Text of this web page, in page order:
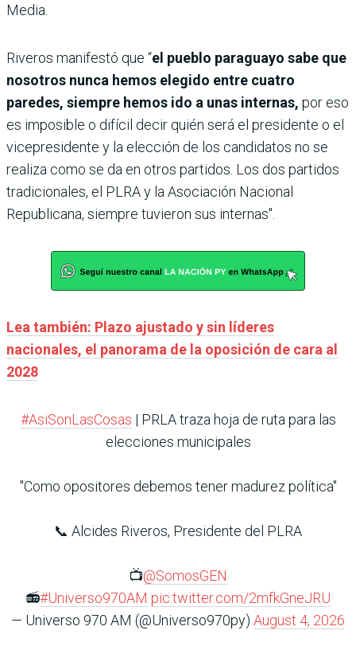
Media.
Riveros manifestó que “el pueblo paraguayo sabe que
nosotros nunca hemos elegido entre cuatro
paredes, siempre hemos ido a unas internas, por eso
es imposible o difícil decir quién será el presidente o el
vicepresidente y la elección de los candidatos no se
realiza como se da en otros partidos. Los dos partidos
tradicionales, el PLRA y la Asociación Nacional
Republicana, siempre tuvieron sus internas".
Lea también: Plazo ajustado y sin líderes
nacionales, el panorama de la oposición de cara al
2028
#AsiSonLasCosas | PRLA traza hoja de ruta para las
elecciones municipales
"Como opositores debemos tener madurez política"
📞 Alcides Riveros, Presidente del PLRA
📺@SomosGEN
📻#Universo970AM pic.twitter.com/2mfkGneJRU
— Universo 970 AM (@Universo970py) August 4, 2026